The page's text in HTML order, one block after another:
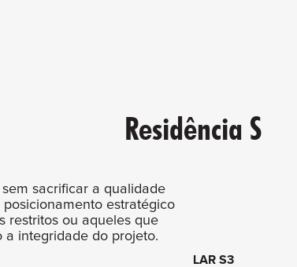
Residência S
sacrificar a qualidade
estratégico
restritos ou aqueles que
a integridade do projeto.
LAR S3